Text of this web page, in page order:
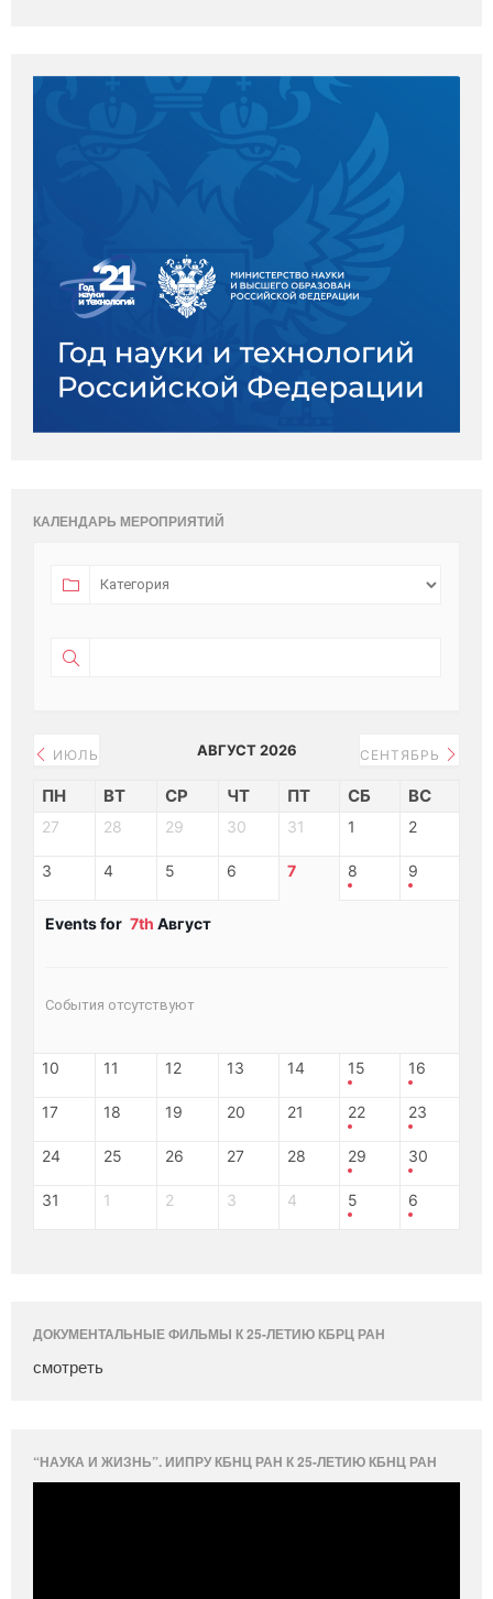
КАЛЕНДАРЬ МЕРОПРИЯТИЙ
ИЮЛЬ АВГУСТ 2026 СЕНТЯБРЬ
ПН ВТ СР ЧТ ПТ СБ ВС
27 28 29 30 31 1 2
3 4 5 6 7 8 9
Events for 7th Август
События отсутствуют
10 11 12 13 14 15 16
17 18 19 20 21 22 23
24 25 26 27 28 29 30
31 1 2 3 4 5 6
ДОКУМЕНТАЛЬНЫЕ ФИЛЬМЫ К 25-ЛЕТИЮ КБРЦ РАН
смотреть
“НАУКА И ЖИЗНЬ”. ИИПРУ КБНЦ РАН К 25-ЛЕТИЮ КБНЦ РАН